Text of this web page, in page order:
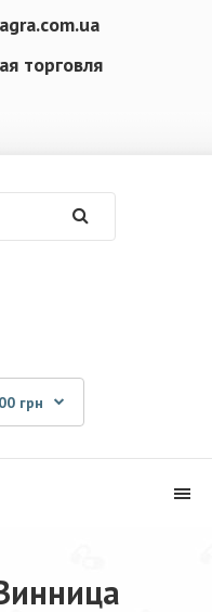
торговля
грн